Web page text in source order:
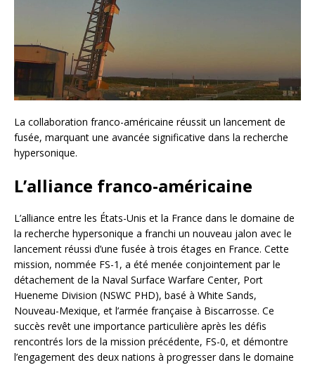
La collaboration franco-américaine réussit un lancement de
fusée, marquant une avancée significative dans la recherche
hypersonique.
L’alliance franco-américaine
L’alliance entre les États-Unis et la France dans le domaine de
la recherche hypersonique a franchi un nouveau jalon avec le
lancement réussi d’une fusée à trois étages en France. Cette
mission, nommée FS-1, a été menée conjointement par le
détachement de la Naval Surface Warfare Center, Port
Hueneme Division (NSWC PHD), basé à White Sands,
Nouveau-Mexique, et l’armée française à Biscarrosse. Ce
succès revêt une importance particulière après les défis
rencontrés lors de la mission précédente, FS-0, et démontre
l’engagement des deux nations à progresser dans le domaine